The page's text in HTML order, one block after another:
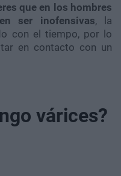
que en los hombres
ser inofensivas, la
con el tiempo, por lo
en contacto con un
várices?